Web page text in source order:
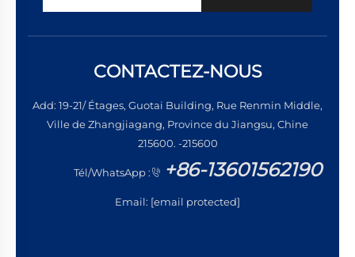
CONTACTEZ-NOUS
Add: 19-21/ Étages, Guotai Building, Rue Renmin Middle,
Ville de Zhangjiagang, Province du Jiangsu, Chine
215600. -215600
Tél/WhatsApp : +86-13601562190
Email: [email protected]